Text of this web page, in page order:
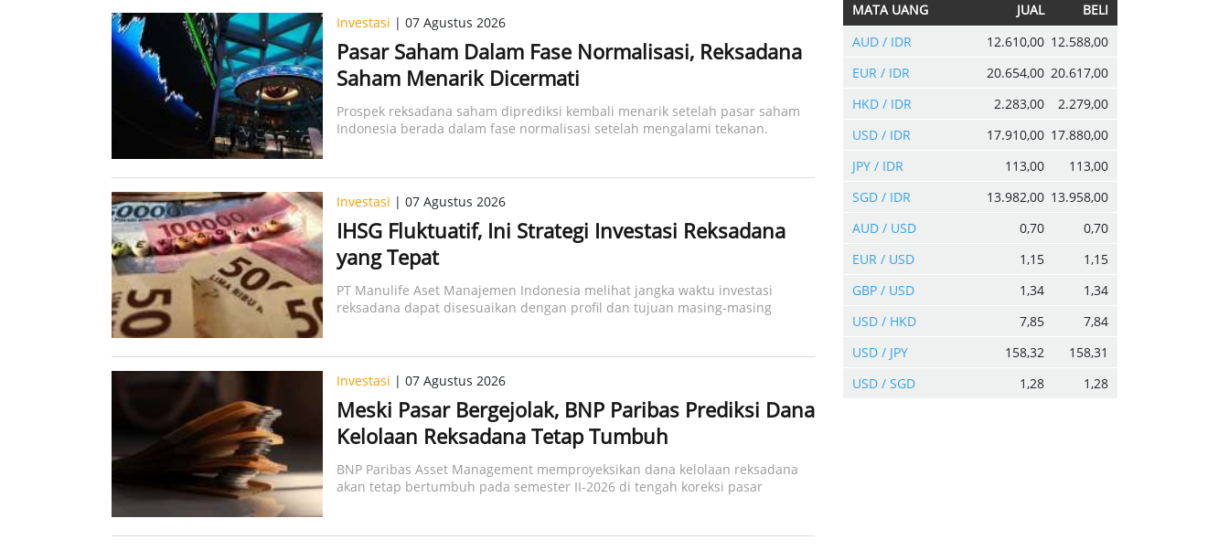
Investasi | 07 Agustus 2026
Pasar Saham Dalam Fase Normalisasi, Reksadana
Saham Menarik Dicermati
Prospek reksadana saham diprediksi kembali menarik setelah pasar saham
Indonesia berada dalam fase normalisasi setelah mengalami tekanan.
Investasi | 07 Agustus 2026
IHSG Fluktuatif, Ini Strategi Investasi Reksadana
yang Tepat
PT Manulife Aset Manajemen Indonesia melihat jangka waktu investasi
reksadana dapat disesuaikan dengan profil dan tujuan masing-masing
Investasi | 07 Agustus 2026
Meski Pasar Bergejolak, BNP Paribas Prediksi Dana
Kelolaan Reksadana Tetap Tumbuh
BNP Paribas Asset Management memproyeksikan dana kelolaan reksadana
akan tetap bertumbuh pada semester II-2026 di tengah koreksi pasar
MATA UANG JUAL
BELI
AUD / IDR
12.610,00 12.588,00
EUR / IDR
20.654,00 20.617,00
HKD / IDR
2.283,00
2.279,00
USD / IDR
17.910,00 17.880,00
JPY / IDR
113,00
113,00
SGD / IDR
13.982,00 13.958,00
AUD / USD
0,70
0,70
EUR / USD
1,15
1,15
GBP / USD
1,34
1,34
USD / HKD
7,85
7,84
USD / JPY
158,32
158,31
USD / SGD
1,28 1,28